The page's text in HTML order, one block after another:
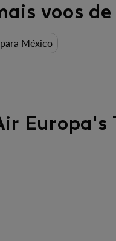
voos
México